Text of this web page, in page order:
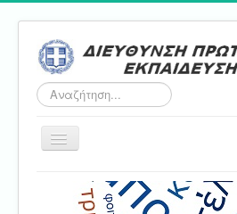
Αναζήτηση...
Εναλλαγή
Αρχική